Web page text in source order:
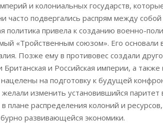
и колониальных государств,
часто подвергались распрям между
политика привела к созданию военно-
«Тройственным союзом». Его основали
Позже ему в противовес создали
и Российская империи, а также
на подготовку к будущей
изменить установившийся паритет
распределения колоний и
развивающейся экономики.